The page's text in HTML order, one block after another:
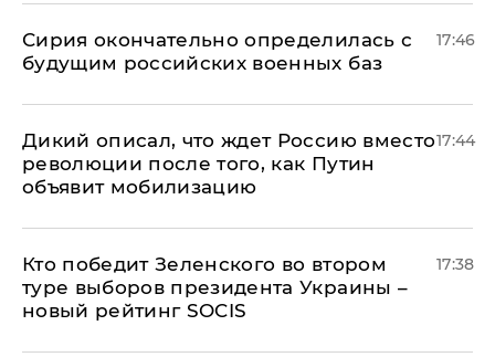
Сирия окончательно определилась с
будущим российских военных баз
17:46
Дикий описал, что ждет Россию вместо
революции после того, как Путин
объявит мобилизацию
17:44
Кто победит Зеленского во втором
туре выборов президента Украины –
новый рейтинг SOCIS
17:38